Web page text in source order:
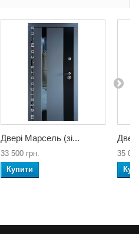
Двері Марсель (зі...
33 500 грн.
Купити
35